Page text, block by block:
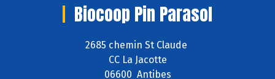
Biocoop Pin Parasol
2685 chemin St Claude
CC La Jacotte
06600 Antibes